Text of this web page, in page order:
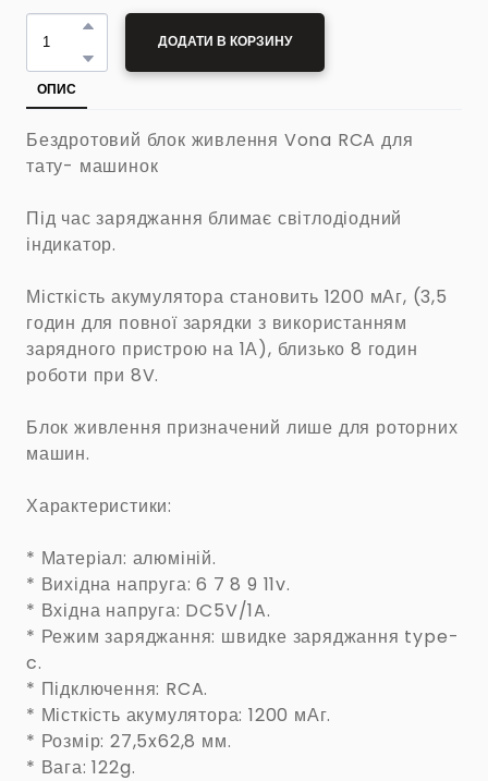
ДОДАТИ В КОРЗИНУ
ОПИС
Бездротовий блок живлення Vona RCA для
тату- машинок
Під час заряджання блимає світлодіодний
індикатор.
Місткість акумулятора становить 1200 мАг, (3,5
годин для повної зарядки з використанням
зарядного пристрою на 1А), близько 8 годин
роботи при 8V.
Блок живлення призначений лише для роторних
машин.
Характеристики:
* Матеріал: алюміній.
* Вихідна напруга: 6 7 8 9 11v.
* Вхідна напруга: DC5V/1A.
* Режим заряджання: швидке заряджання type-
c.
* Підключення: RCA.
* Місткість акумулятора: 1200 мАг.
* Розмір: 27,5x62,8 мм.
* Вага: 122g.